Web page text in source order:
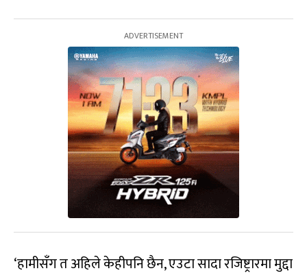
‘हामीसँग त अहिले केहीपनि छैन, एउटा सादा रजिष्ट्रारमा मुद्दा